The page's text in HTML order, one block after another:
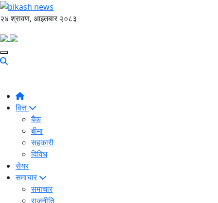
२४ श्रावण, आइतबार २०८३
वित्त
बैंक
बीमा
सहकारी
विविध
सेयर
समाचार
समाचार
राजनीति